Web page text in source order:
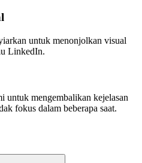
untuk menonjolkan visual
LinkedIn.
untuk mengembalikan kejelasan
fokus dalam beberapa saat.